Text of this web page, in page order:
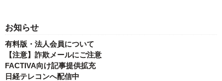
お知らせ
有料版・法人会員について
【注意】詐欺メールにご注意
FACTIVA向け記事提供拡充
日経テレコンへ配信中